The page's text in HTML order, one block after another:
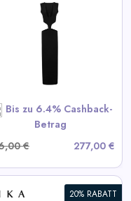
Bis zu 6.4% Cashback-
Betrag
€
277,00 €
20% RABATT